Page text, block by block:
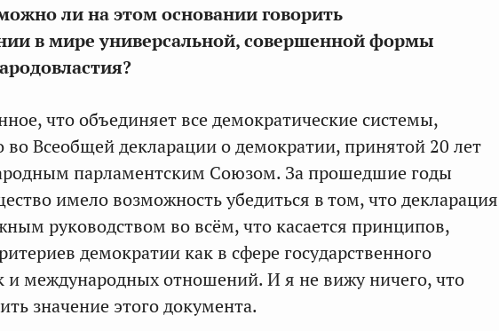
ли на этом основании говорить
в мире универсальной, совершенной формы
что объединяет все демократические системы,
во Всеобщей декларации о демократии, принятой 20 лет
парламентским Союзом. За прошедшие годы
имело возможность убедиться в том, что декларация
руководством во всём, что касается принципов,
демократии как в сфере государственного
и международных отношений. И я не вижу ничего, что
значение этого документа.